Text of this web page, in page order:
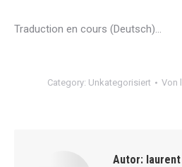
Traduction en cours (Deutsch)…
Category: Unkategorisiert Von
Autor: laurent